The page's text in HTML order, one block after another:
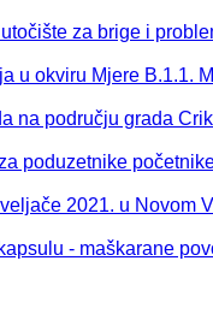
za brige i
u okviru Mjere B.1.1.
na području grada
poduzetnike
2021. u Novom
- maškarane